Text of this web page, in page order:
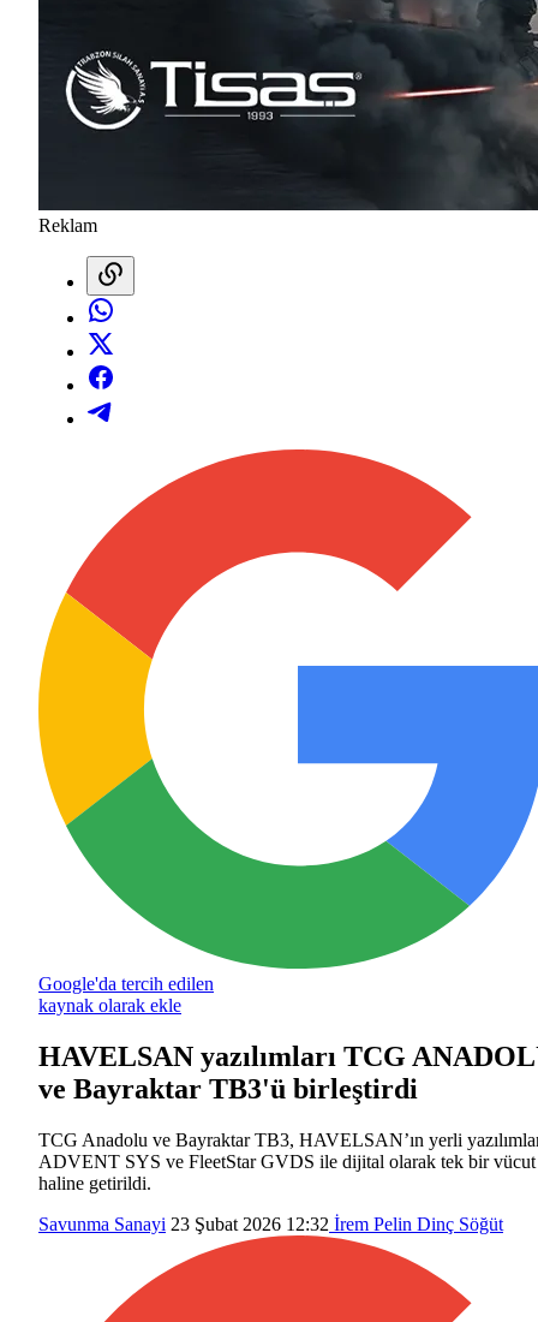
Reklam
Google'da tercih edilen
kaynak olarak ekle
HAVELSAN yazılımları TCG
ve Bayraktar TB3'ü birleştirdi
TCG Anadolu ve Bayraktar TB3, HAVELSAN’ın yerli
ADVENT SYS ve FleetStar GVDS ile dijital olarak tek bir vücut
haline getirildi.
Savunma Sanayi 23 Şubat 2026 12:32 İrem Pelin Dinç Söğüt